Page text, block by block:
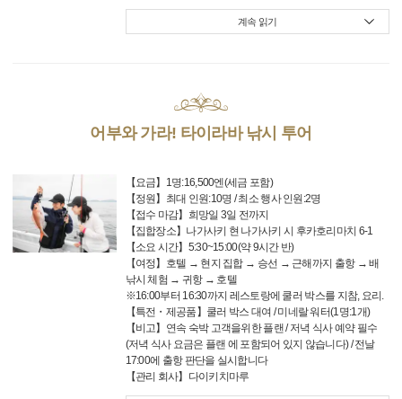
계속 읽기
어부와 가라! 타이라바 낚시 투어
【요금】1명:16,500엔(세금 포함)
【정원】최대 인원:10명 / 최소 행사 인원:2명
【접수 마감】희망일 3일 전까지
【집합장소】나가사키 현 나가사키 시 후카호리마치 6-1
【소요 시간】5:30~15:00(약 9시간 반)
【여정】호텔 → 현지 집합 → 승선 → 근해까지 출항 → 배
낚시 체험 → 귀항 → 호텔
※16:00부터 16:30까지 레스토랑에 쿨러 박스를 지참, 요리.
【특전・제공품】쿨러 박스 대여 / 미네랄 워터(1명:1개)
【비고】연속 숙박 고객을위한 플랜 / 저녁 식사 예약 필수
(저녁 식사 요금은 플랜 에 포함되어 있지 않습니다) / 전날
17:00에 출항 판단을 실시합니다
【관리 회사】다이키치마루